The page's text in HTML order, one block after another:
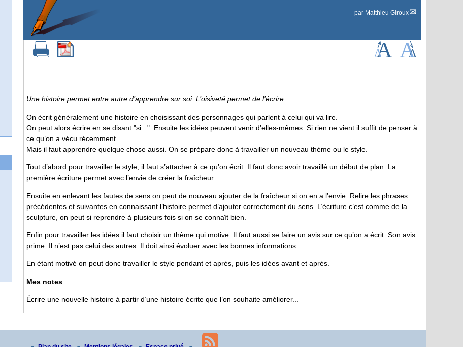
par Matthieu Giroux
Une histoire permet entre autre d’apprendre sur soi. L’oisiveté permet de l’écrire.
On écrit généralement une histoire en choisissant des personnages qui parlent à celui qui va lire.
On peut alors écrire en se disant "si...". Ensuite les idées peuvent venir d’elles-mêmes. Si rien ne vient il suffit de penser à
ce qu’on a vécu récemment.
Mais il faut apprendre quelque chose aussi. On se prépare donc à travailler un nouveau thème ou le style.
Tout d’abord pour travailler le style, il faut s’attacher à ce qu’on écrit. Il faut donc avoir travaillé un début de plan. La
première écriture permet avec l’envie de créer la fraîcheur.
Ensuite en enlevant les fautes de sens on peut de nouveau ajouter de la fraîcheur si on en a l’envie. Relire les phrases
précédentes et suivantes en connaissant l’histoire permet d’ajouter correctement du sens. L’écriture c’est comme de la
sculpture, on peut si reprendre à plusieurs fois si on se connaît bien.
Enfin pour travailler les idées il faut choisir un thème qui motive. Il faut aussi se faire un avis sur ce qu’on a écrit. Son avis
prime. Il n’est pas celui des autres. Il doit ainsi évoluer avec les bonnes informations.
En étant motivé on peut donc travailler le style pendant et après, puis les idées avant et après.
Mes notes
Écrire une nouvelle histoire à partir d’une histoire écrite que l’on souhaite améliorer...